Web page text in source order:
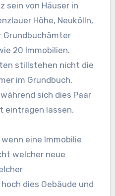
sein von Häuser in
Höhe, Neukölln,
Grundbuchämter
20 Immobilien.
stillstehen nicht die
im Grundbuch,
sich dies Paar
eintragen lassen.
eine Immobilie
welcher neue
dies Gebäude und